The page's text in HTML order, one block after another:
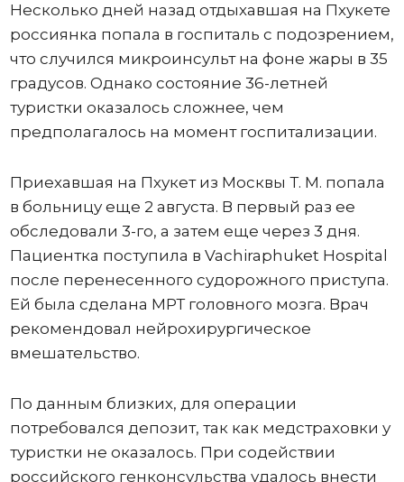
Несколько дней назад отдыхавшая на Пхукете
россиянка попала в госпиталь с подозрением,
что случился микроинсульт на фоне жары в 35
градусов. Однако состояние 36-летней
туристки оказалось сложнее, чем
предполагалось на момент госпитализации.
Приехавшая на Пхукет из Москвы Т. М. попала
в больницу еще 2 августа. В первый раз ее
обследовали 3-го, а затем еще через 3 дня.
Пациентка поступила в Vachiraphuket Hospital
после перенесенного судорожного приступа.
Ей была сделана МРТ головного мозга. Врач
рекомендовал нейрохирургическое
вмешательство.
По данным близких, для операции
потребовался депозит, так как медстраховки у
туристки не оказалось. При содействии
российского генконсульства удалось внести